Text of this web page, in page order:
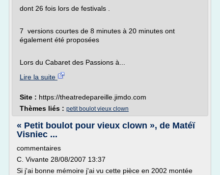
dont 26 fois lors de festivals .
7 versions courtes de 8 minutes à 20 minutes ont
également été proposées
Lors du Cabaret des Passions à...
Lire la suite
Site : https://theatredepareille.jimdo.com
Thèmes liés : petit boulot vieux clown
« Petit boulot pour vieux clown », de Matéï
Visniec ...
commentaires
C. Vivante 28/08/2007 13:37
Si j'ai bonne mémoire j'ai vu cette pièce en 2002 montée